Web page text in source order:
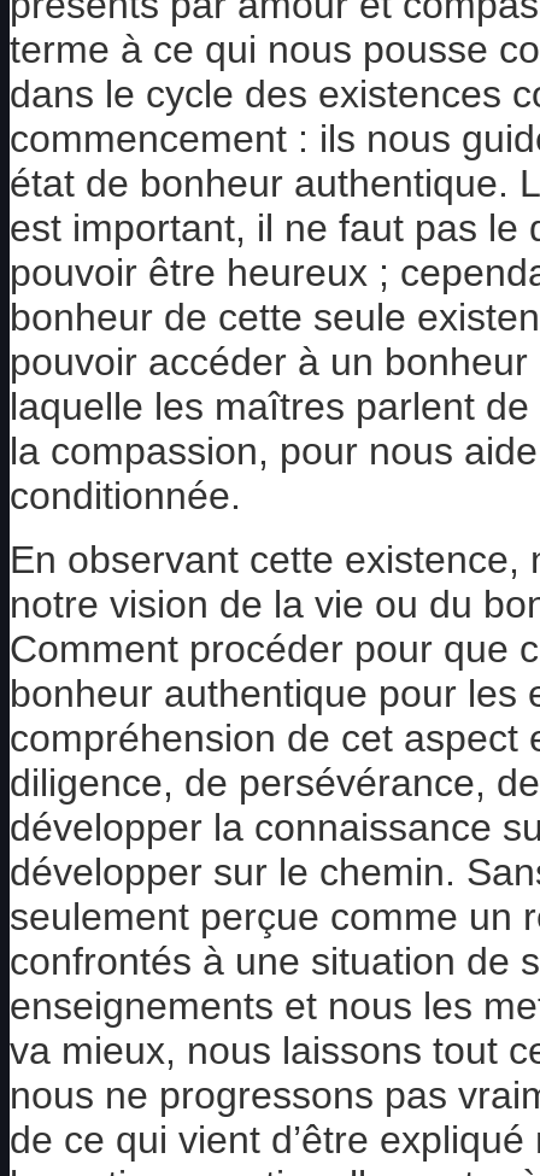
terme à ce qui nous pousse
dans le cycle des existences
commencement : ils nous
état de bonheur authentique.
est important, il ne faut pas le
pouvoir être heureux ;
bonheur de cette seule
pouvoir accéder à un
laquelle les maîtres parlent
la compassion, pour nous
conditionnée.
En observant cette
notre vision de la vie ou du
Comment procéder pour que
bonheur authentique pour les
compréhension de cet
diligence, de persévérance,
développer la connaissance
développer sur le chemin.
seulement perçue comme un
confrontés à une situation de
enseignements et nous les
va mieux, nous laissons tout
nous ne progressons pas
de ce qui vient d’être